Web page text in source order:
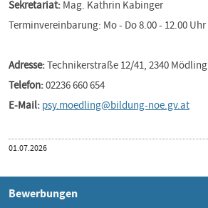
Sekretariat: Mag. Kathrin Kabinger
Terminvereinbarung: Mo - Do 8.00 - 12.00 Uhr
Adresse:Technikerstraße 12/41, 2340 Mödling
Telefon:02236 660 654
E-Mail: psy.moedling@bildung-noe.gv.at
Veröffentlicht
01.07.2026
Bewerbungen